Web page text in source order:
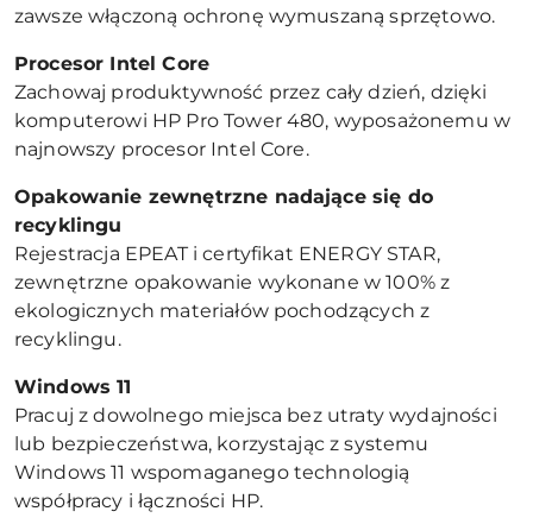
zawsze włączoną ochronę wymuszaną sprzętowo.
Procesor Intel Core
Zachowaj produktywność przez cały dzień, dzięki
komputerowi HP Pro Tower 480, wyposażonemu w
najnowszy procesor Intel Core.
Opakowanie zewnętrzne nadające się do
recyklingu
Rejestracja EPEAT i certyfikat ENERGY STAR,
zewnętrzne opakowanie wykonane w 100% z
ekologicznych materiałów pochodzących z
recyklingu.
Windows 11
Pracuj z dowolnego miejsca bez utraty wydajności
lub bezpieczeństwa, korzystając z systemu
Windows 11 wspomaganego technologią
współpracy i łączności HP.